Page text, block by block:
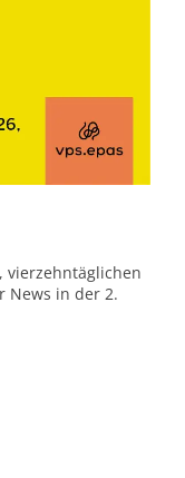
vierzehntäglichen
News in der 2.